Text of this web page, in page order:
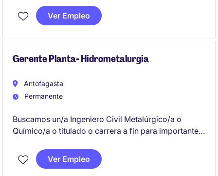
impulsando ventas, trabajando en el posicionamiento
de marca y mejorando la experiencia de usuario, en
Ver Empleo
Gerente Planta- Hidrometalurgia
Antofagasta
Permanente
Buscamos un/a Ingeniero Civil Metalúrgico/a o
Químico/a o titulado o carrera a fin para importante
desafío ser Gerente de Planta Lixiviación.
Ver Empleo